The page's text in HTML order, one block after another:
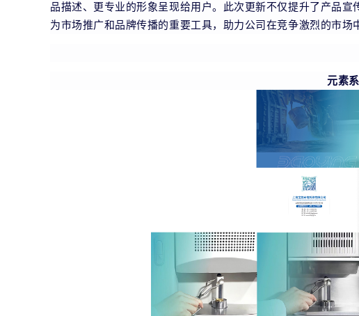
品描述、更专业的形象呈现给用户。此次更新不仅提升了产品
为市场推广和品牌传播的重要工具，助力公司在竞争激烈的市场
元素